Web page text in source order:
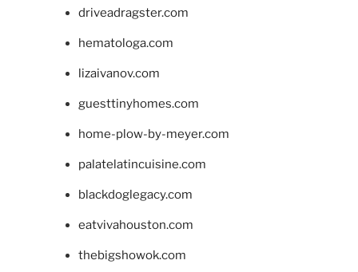
driveadragster.com
hematologa.com
lizaivanov.com
guesttinyhomes.com
home-plow-by-meyer.com
palatelatincuisine.com
blackdoglegacy.com
eatvivahouston.com
thebigshowok.com